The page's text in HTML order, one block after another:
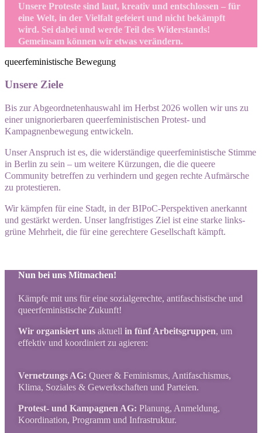
Unsere Proteste sind laut, kreativ und entschlossen – für
eine Welt, in der Vielfalt gefeiert und nicht bekämpft
wird. Sei dabei und werde Teil des Widerstands!
Gemeinsam können wir etwas verändern.
queerfeministische Bewegung
Unsere Ziele
Bis zur Abgeordnetenhauswahl im Herbst 2026 wollen wir uns zu
einer unignorierbaren queerfeministischen Protest- und
Kampagnenbewegung entwickeln.
Unser Anspruch ist es, die widerständige queerfeministische Stimme
in Berlin zu sein – um weitere Kürzungen, die die queere
Community betreffen zu verhindern und gegen rechte Aufmärsche
zu protestieren.
Wir kämpfen für eine Stadt, in der BIPoC-Perspektiven anerkannt
und gestärkt werden. Unser langfristiges Ziel ist eine starke links-
grüne Mehrheit, die für eine gerechtere Gesellschaft kämpft.
Nun bei uns Mitmachen!
Kämpfe mit uns für eine sozialgerechte, antifaschistische und
queerfeministische Zukunft!
Wir organisiert uns aktuell in fünf Arbeitsgruppen, um
effektiv und koordiniert zu agieren:
Vernetzungs AG: Queer & Feminismus, Antifaschismus,
Klima, Soziales & Gewerkschaften und Parteien.
Protest- und Kampagnen AG: Planung, Anmeldung,
Koordination, Programm und Infrastruktur.